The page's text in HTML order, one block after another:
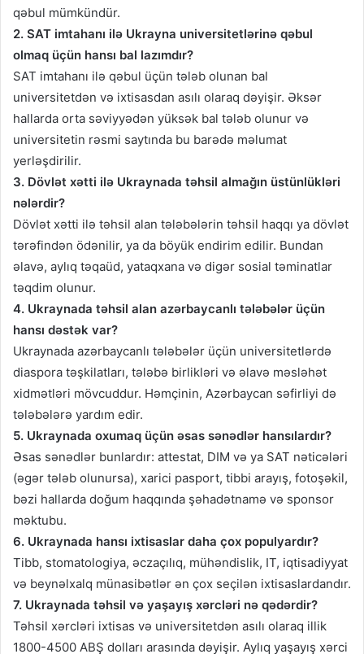
qəbul mümkündür.
2. SAT imtahanı ilə Ukrayna universitetlərinə qəbul
olmaq üçün hansı bal lazımdır?
SAT imtahanı ilə qəbul üçün tələb olunan bal
universitetdən və ixtisasdan asılı olaraq dəyişir. Əksər
hallarda orta səviyyədən yüksək bal tələb olunur və
universitetin rəsmi saytında bu barədə məlumat
yerləşdirilir.
3. Dövlət xətti ilə Ukraynada təhsil almağın üstünlükləri
nələrdir?
Dövlət xətti ilə təhsil alan tələbələrin təhsil haqqı ya dövlət
tərəfindən ödənilir, ya da böyük endirim edilir. Bundan
əlavə, aylıq təqaüd, yataqxana və digər sosial təminatlar
təqdim olunur.
4. Ukraynada təhsil alan azərbaycanlı tələbələr üçün
hansı dəstək var?
Ukraynada azərbaycanlı tələbələr üçün universitetlərdə
diaspora təşkilatları, tələbə birlikləri və əlavə məsləhət
xidmətləri mövcuddur. Həmçinin, Azərbaycan səfirliyi də
tələbələrə yardım edir.
5. Ukraynada oxumaq üçün əsas sənədlər hansılardır?
Əsas sənədlər bunlardır: attestat, DIM və ya SAT nəticələri
(əgər tələb olunursa), xarici pasport, tibbi arayış, fotoşəkil,
bəzi hallarda doğum haqqında şəhadətnamə və sponsor
məktubu.
6. Ukraynada hansı ixtisaslar daha çox populyardır?
Tibb, stomatologiya, əczaçılıq, mühəndislik, IT, iqtisadiyyat
və beynəlxalq münasibətlər ən çox seçilən ixtisaslardandır.
7. Ukraynada təhsil və yaşayış xərcləri nə qədərdir?
Təhsil xərcləri ixtisas və universitetdən asılı olaraq illik
1800-4500 ABŞ dolları arasında dəyişir. Aylıq yaşayış xərci